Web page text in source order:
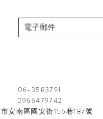
06-3583791
0966479742
安南區國安街156巷187號